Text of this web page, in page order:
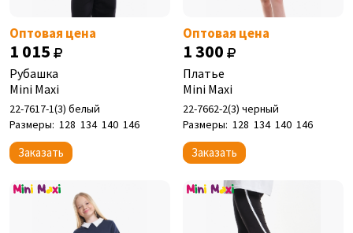
Оптовая цена
1 015
Рубашка
Mini Maxi
22-7617-1(3) белый
Размеры: 128 134 140 146
Заказать
Оптовая цена
1 300
Платье
Mini Maxi
22-7662-2(3) черный
Размеры: 128 134 140 146
Заказать